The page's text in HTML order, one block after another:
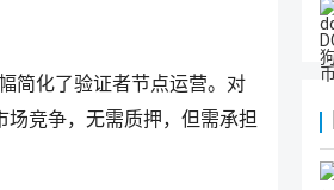
简化了验证者节点运营。对
竞争，无需质押，但需承担